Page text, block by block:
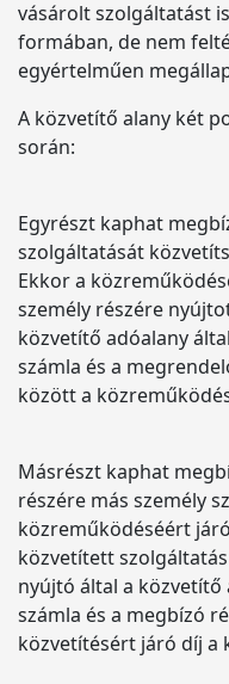
vásárolt szolgáltatást
formában, de nem
egyértelműen
A közvetítő alany két
során:
Egyrészt kaphat
szolgáltatását
Ekkor a
személy részére
közvetítő adóalany
számla és a
között a
Másrészt kaphat
részére más személy
közreműködéséért
közvetített
nyújtó által a
számla és a megbízó
közvetítésért járó díj a